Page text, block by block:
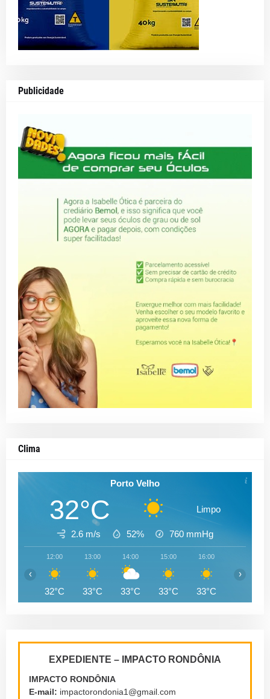
Publicidade
Clima
Porto Velho
32°C Limpo
2.6 m/s 52% 760 mmHg
12:00
32°C
13:00
33°C
14:00
33°C
15:00
33°C
16:00
33°C
‹ ›
EXPEDIENTE – IMPACTO RONDÔNIA
IMPACTO RONDÔNIA
E-mail: impactorondonia1@gmail.com